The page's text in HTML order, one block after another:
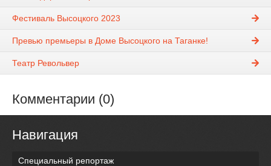
Фестиваль Высоцкого 2023
Превью премьеры в Доме Высоцкого на Таганке!
Театр Револьвер
Комментарии (0)
Навигация
Специальный репортаж